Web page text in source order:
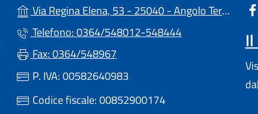
Via Regina Elena, 53 - 25040 - Angolo Terme (BS)
Telefono: 0364/548012-548444
Fax: 0364/548967
P. IVA: 00582640983
Codice fiscale: 00852900174